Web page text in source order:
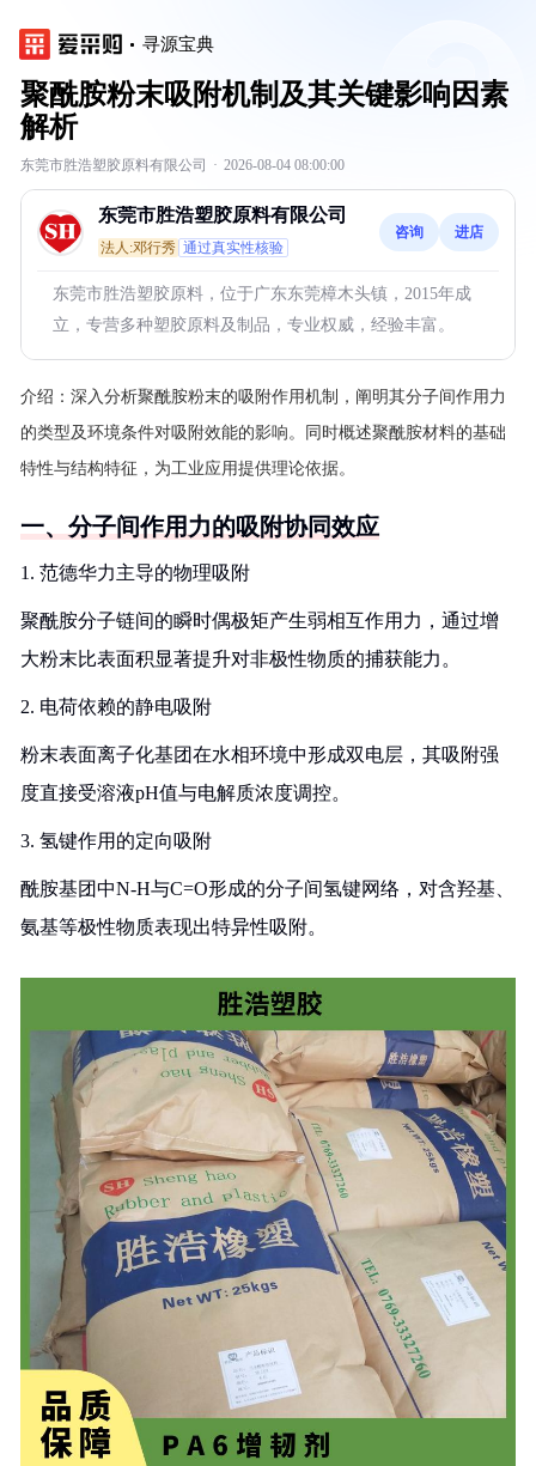
寻源宝典
聚酰胺粉末吸附机制及其关键影响因素
解析
东莞市胜浩塑胶原料有限公司 · 2026-08-04 08:00:00
东莞市胜浩塑胶原料有限公司
法人:邓行秀 通过真实性核验
咨询 进店
东莞市胜浩塑胶原料，位于广东东莞樟木头镇，2015年成
立，专营多种塑胶原料及制品，专业权威，经验丰富。
介绍： 深入分析聚酰胺粉末的吸附作用机制，阐明其分子间作用力
的类型及环境条件对吸附效能的影响。同时概述聚酰胺材料的基础
特性与结构特征，为工业应用提供理论依据。
一、分子间作用力的吸附协同效应
1. 范德华力主导的物理吸附
聚酰胺分子链间的瞬时偶极矩产生弱相互作用力，通过增
大粉末比表面积显著提升对非极性物质的捕获能力。
2. 电荷依赖的静电吸附
粉末表面离子化基团在水相环境中形成双电层，其吸附强
度直接受溶液pH值与电解质浓度调控。
3. 氢键作用的定向吸附
酰胺基团中N-H与C=O形成的分子间氢键网络，对含羟基、
氨基等极性物质表现出特异性吸附。